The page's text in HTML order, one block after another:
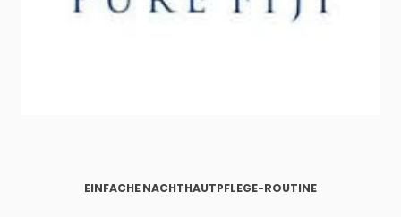
EINFACHE NACHTHAUTPFLEGE-ROUTINE